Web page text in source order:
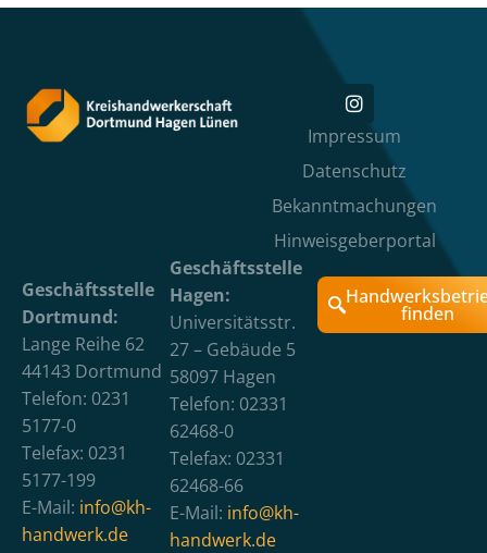
Impressum
Datenschutz
Bekanntmachungen
Hinweisgeberportal
Geschäftsstelle
Dortmund:
Lange Reihe 62
44143 Dortmund
Telefon: 0231
5177-0
Telefax: 0231
5177-199
E-Mail: info@kh-
handwerk.de
Geschäftsstelle
Hagen:
Universitätsstr.
27 – Gebäude 5
58097 Hagen
Telefon: 02331
62468-0
Telefax: 02331
62468-66
E-Mail: info@kh-
handwerk.de
finden